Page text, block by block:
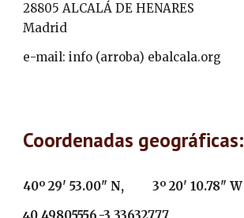
28805 ALCALÁ DE HENARES
Madrid
e-mail: info (arroba) ebalcala.org
Coordenadas geográficas:
40º 29' 53.00" N, 3º 20' 10.78" W